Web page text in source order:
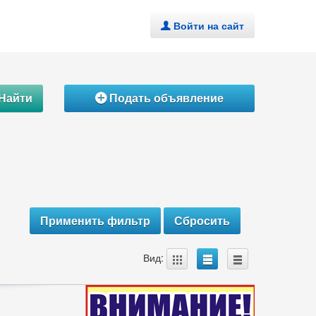
. Войти на сайт
ÁПодать объявление
Вид: A B C